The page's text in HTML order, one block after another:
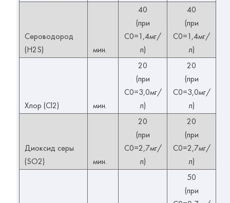
Сероводород
(H2S)
мин.
40
(при
С0=1,4мг/
л)
40
(при
С0=1,4мг/
л)
Хлор (Cl2) мин.
20
(при
С0=3,0мг/
л)
20
(при
С0=3,0мг/
л)
Диоксид серы
(SO2)
мин.
20
(при
С0=2,7мг/
л)
20
(при
С0=2,7мг/
л)
50
(при